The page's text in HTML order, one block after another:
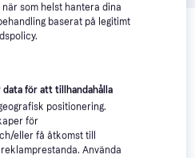
produkter som kanske skulle
som helst hantera dina
baserat på legitimt
för att tillhandahålla
positionering.
för
eller få åtkomst till
Använda